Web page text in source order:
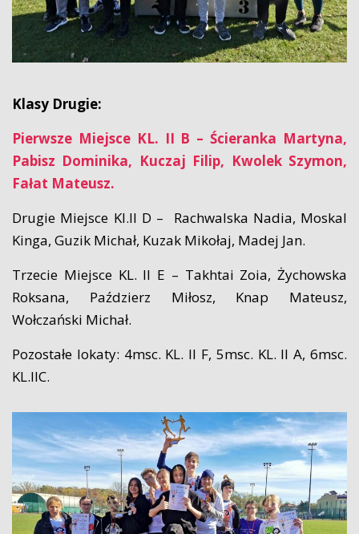
Klasy Drugie:
Pierwsze Miejsce KL. II B – Ścieranka Martyna,
Pabisz Dominika, Kuczaj Filip, Kwolek Szymon,
Fałat Mateusz.
Drugie Miejsce Kl.II D – Rachwalska Nadia, Moskal
Kinga, Guzik Michał, Kuzak Mikołaj, Madej Jan.
Trzecie Miejsce KL. II E – Takhtai Zoia, Żychowska
Roksana, Paździerz Miłosz, Knap Mateusz,
Wołczański Michał.
Pozostałe lokaty: 4msc. KL. II F, 5msc. KL. II A, 6msc.
KL.IIC.